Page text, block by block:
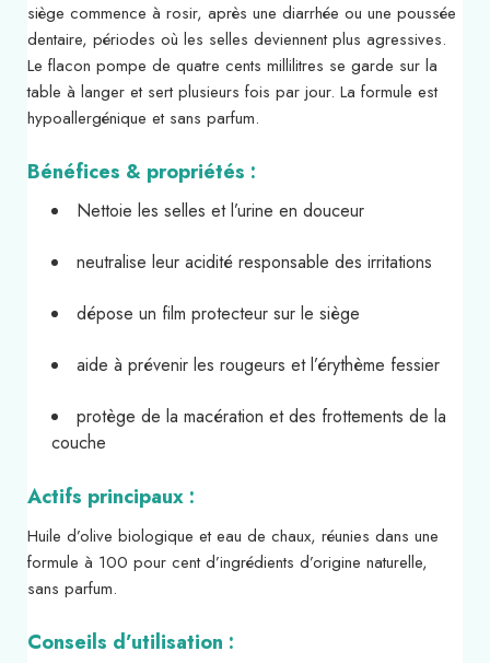
siège commence à rosir, après une diarrhée ou une poussée
dentaire, périodes où les selles deviennent plus agressives.
Le flacon pompe de quatre cents millilitres se garde sur la
table à langer et sert plusieurs fois par jour. La formule est
hypoallergénique et sans parfum.
Bénéfices & propriétés :
Nettoie les selles et l’urine en douceur
neutralise leur acidité responsable des irritations
dépose un film protecteur sur le siège
aide à prévenir les rougeurs et l’érythème fessier
protège de la macération et des frottements de la
couche
Actifs principaux :
Huile d’olive biologique et eau de chaux, réunies dans une
formule à 100 pour cent d’ingrédients d’origine naturelle,
sans parfum.
Conseils d’utilisation :